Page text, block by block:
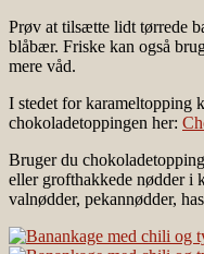
Prøv at tilsætte lidt tørrede
blåbær. Friske kan også
mere våd.
I stedet for karameltopping
chokoladetoppingen her:
Bruger du
eller grofthakkede nødder i
valnødder, pekannødder,